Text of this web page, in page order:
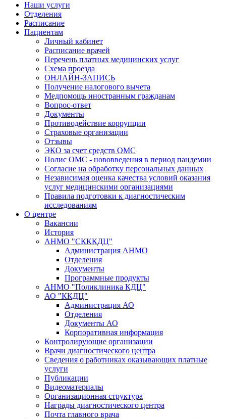
Наши услуги
Отделения
Расписание
Пациентам
Личный кабинет
Расписание врачей
Перечень платных медицинских услуг
Схема проезда
ОНЛАЙН-ЗАПИСЬ
Получение налогового вычета
Медпомощь иностранным гражданам
Вопрос-ответ
Документы
Противодействие коррупции
Страховые организации
Отзывы
ЭКО за счет средств ОМС
Полис ОМС - нововведения в период пандемии
Согласие на обработку персональных данных
Независимая оценка качества условий оказания
услуг медицинскими организациями
Правила подготовки к диагностическим
исследованиям
О центре
Вакансии
История
АНМО "СКККДЦ"
Администрация АНМО
Отделения
Документы
Программные продукты
АНМО "Поликлиника КДЦ"
АО "ККДЦ"
Администрация АО
Отделения
Документы АО
Корпоративная информация
Контролирующие организации
Врачи диагностического центра
Сведения о работниках оказывающих платные
услуги
Публикации
Видеоматериалы
Организационная структура
Награды диагностического центра
Почта главного врача